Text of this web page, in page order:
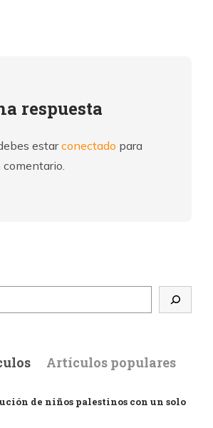
respuesta
estarconectado para
Artículos populares
de niños palestinos con un solo